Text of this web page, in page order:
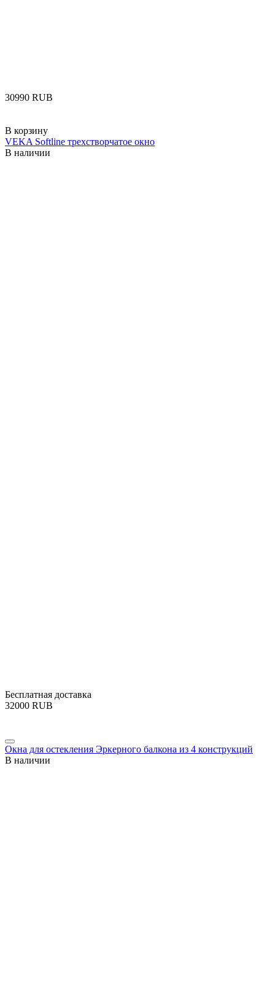
‍30990‍ RUB
В корзину
VEKA Softline трехстворчатое окно
В наличии
Бесплатная доставка
‍32000‍ RUB
Окна для остекления Эркерного балкона из 4 конструкций
В наличии